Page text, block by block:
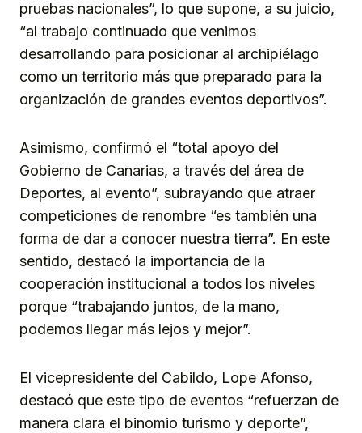
pruebas nacionales”, lo que supone, a su juicio,
“al trabajo continuado que venimos
desarrollando para posicionar al archipiélago
como un territorio más que preparado para la
organización de grandes eventos deportivos”.
Asimismo, confirmó el “total apoyo del
Gobierno de Canarias, a través del área de
Deportes, al evento”, subrayando que atraer
competiciones de renombre “es también una
forma de dar a conocer nuestra tierra”. En este
sentido, destacó la importancia de la
cooperación institucional a todos los niveles
porque “trabajando juntos, de la mano,
podemos llegar más lejos y mejor”.
El vicepresidente del Cabildo, Lope Afonso,
destacó que este tipo de eventos “refuerzan de
manera clara el binomio turismo y deporte”,